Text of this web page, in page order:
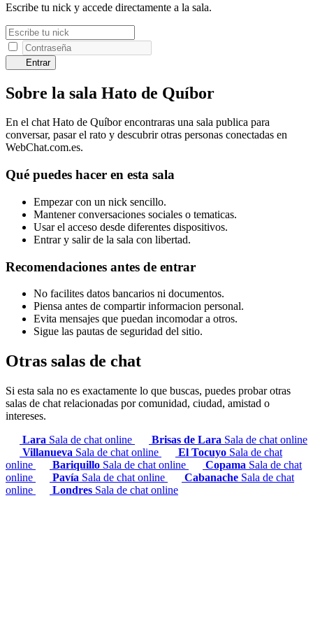
Escribe tu nick y accede directamente a la sala.
Entrar
Sobre la sala Hato de Quíbor
En el chat Hato de Quíbor encontraras una sala publica para
conversar, pasar el rato y descubrir otras personas conectadas en
WebChat.com.es.
Qué puedes hacer en esta sala
Empezar con un nick sencillo.
Mantener conversaciones sociales o tematicas.
Usar el acceso desde diferentes dispositivos.
Entrar y salir de la sala con libertad.
Recomendaciones antes de entrar
No facilites datos bancarios ni documentos.
Piensa antes de compartir informacion personal.
Evita mensajes que puedan incomodar a otros.
Sigue las pautas de seguridad del sitio.
Otras salas de chat
Si esta sala no es exactamente lo que buscas, puedes probar otras
salas de chat relacionadas por comunidad, ciudad, amistad o
intereses.
Lara Sala de chat online Brisas de Lara Sala de chat online
Villanueva Sala de chat online El Tocuyo Sala de chat
online
Bariquillo Sala de chat online Copama Sala de chat
online
Pavía Sala de chat online Cabanache Sala de chat
online
Londres Sala de chat online